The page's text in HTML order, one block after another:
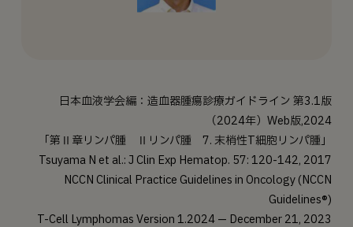
日本血液学会編：造血器腫瘍診療ガイドライン 第3.1版
（2024年）Web版,2024
「第Ⅱ章リンパ腫 Ⅱリンパ腫 7. 末梢性T細胞リンパ腫」
Tsuyama N et al.: J Clin Exp Hematop. 57: 120-142, 2017
NCCN Clinical Practice Guidelines in Oncology (NCCN
Guidelines®)
T-Cell Lymphomas Version 1.2024 — December 21, 2023